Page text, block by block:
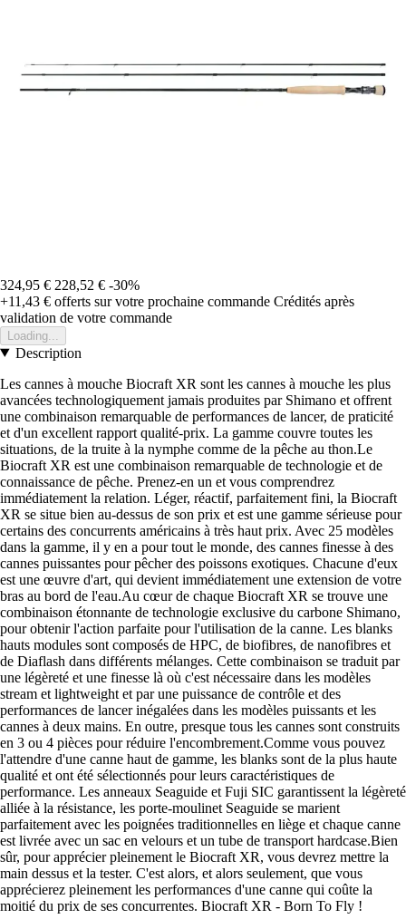
324,95 € 228,52 € -30%
+11,43 € offerts sur votre prochaine commande Crédités après
validation de votre commande
Loading...
Description
Les cannes à mouche Biocraft XR sont les cannes à mouche les plus
avancées technologiquement jamais produites par Shimano et offrent
une combinaison remarquable de performances de lancer, de praticité
et d'un excellent rapport qualité-prix. La gamme couvre toutes les
situations, de la truite à la nymphe comme de la pêche au thon.Le
Biocraft XR est une combinaison remarquable de technologie et de
connaissance de pêche. Prenez-en un et vous comprendrez
immédiatement la relation. Léger, réactif, parfaitement fini, la Biocraft
XR se situe bien au-dessus de son prix et est une gamme sérieuse pour
certains des concurrents américains à très haut prix. Avec 25 modèles
dans la gamme, il y en a pour tout le monde, des cannes finesse à des
cannes puissantes pour pêcher des poissons exotiques. Chacune d'eux
est une œuvre d'art, qui devient immédiatement une extension de votre
bras au bord de l'eau.Au cœur de chaque Biocraft XR se trouve une
combinaison étonnante de technologie exclusive du carbone Shimano,
pour obtenir l'action parfaite pour l'utilisation de la canne. Les blanks
hauts modules sont composés de HPC, de biofibres, de nanofibres et
de Diaflash dans différents mélanges. Cette combinaison se traduit par
une légèreté et une finesse là où c'est nécessaire dans les modèles
stream et lightweight et par une puissance de contrôle et des
performances de lancer inégalées dans les modèles puissants et les
cannes à deux mains. En outre, presque tous les cannes sont construits
en 3 ou 4 pièces pour réduire l'encombrement.Comme vous pouvez
l'attendre d'une canne haut de gamme, les blanks sont de la plus haute
qualité et ont été sélectionnés pour leurs caractéristiques de
performance. Les anneaux Seaguide et Fuji SIC garantissent la légèreté
alliée à la résistance, les porte-moulinet Seaguide se marient
parfaitement avec les poignées traditionnelles en liège et chaque canne
est livrée avec un sac en velours et un tube de transport hardcase.Bien
sûr, pour apprécier pleinement le Biocraft XR, vous devrez mettre la
main dessus et la tester. C'est alors, et alors seulement, que vous
apprécierez pleinement les performances d'une canne qui coûte la
moitié du prix de ses concurrentes. Biocraft XR - Born To Fly !